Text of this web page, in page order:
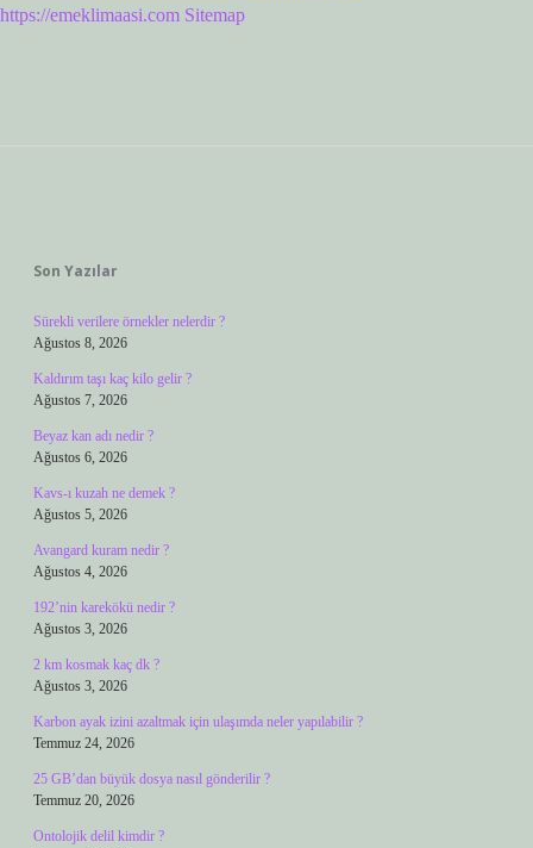
https://emeklimaasi.com Sitemap
Son Yazılar
Sürekli verilere örnekler nelerdir ?
Ağustos 8, 2026
Kaldırım taşı kaç kilo gelir ?
Ağustos 7, 2026
Beyaz kan adı nedir ?
Ağustos 6, 2026
Kavs-ı kuzah ne demek ?
Ağustos 5, 2026
Avangard kuram nedir ?
Ağustos 4, 2026
192’nin karekökü nedir ?
Ağustos 3, 2026
2 km kosmak kaç dk ?
Ağustos 3, 2026
Karbon ayak izini azaltmak için ulaşımda neler yapılabilir ?
Temmuz 24, 2026
25 GB’dan büyük dosya nasıl gönderilir ?
Temmuz 20, 2026
Ontolojik delil kimdir ?